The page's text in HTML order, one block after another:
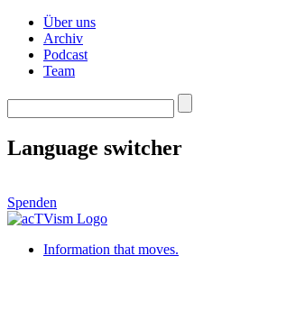
Über uns
Archiv
Podcast
Team
Language switcher
Spenden
Information that moves.